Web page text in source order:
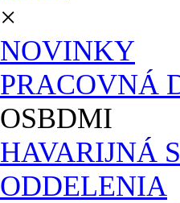
×
NOVINKY
PRACOVNÁ
OSBDMI
HAVARIJNÁ
ODDELENIA